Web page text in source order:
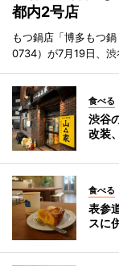
都内2号店
もつ鍋店「博多もつ
0734）が7月19日、渋
食べる
渋谷
改装
食べる
表参
スに